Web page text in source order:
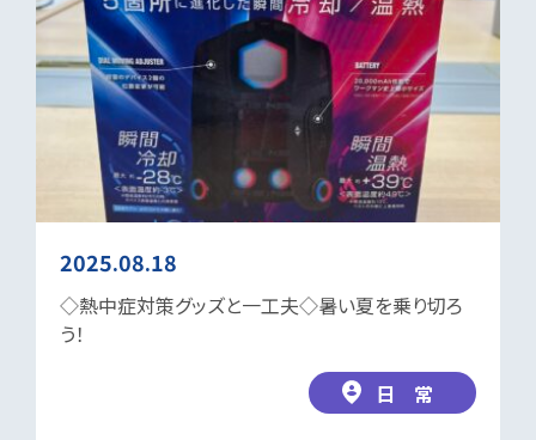
2025.08.18
◇熱中症対策グッズと一工夫◇暑い夏を乗り切ろ
う！
日 常